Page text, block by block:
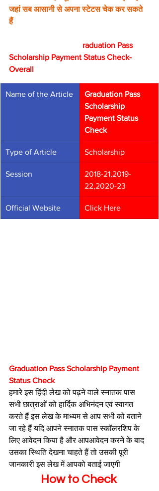
जहां सब आसानी से अपना स्टेटस चेक कर सकते
हैं
Scholarship Payment Status Check-
Overall
Name of the Article
Graduation Pass
Scholarship
Payment Status
Check
Type of Article Scholarship
Session
2018-21,2019-
22,2020-23
Official Website Click Here
Graduation Pass Scholarship Payment
Status Check
हमारे इस हिंदी लेख को पढ़ने वाले स्नातक पास
सभी छात्राओं को हार्दिक अभिनंदन एवं स्वागत
करते हैं इस लेख के माध्यम से आप सभी को बताने
जा रहे हैं यदि आपने स्नातक पास स्कॉलरशिप के
लिए आवेदन किया है और आपआवेदन करने के बाद
उसका स्थिति देखना चाहते हैं तो उसकी पूरी
जानकारी इस लेख में आपको बताई जाएगी
How to Check